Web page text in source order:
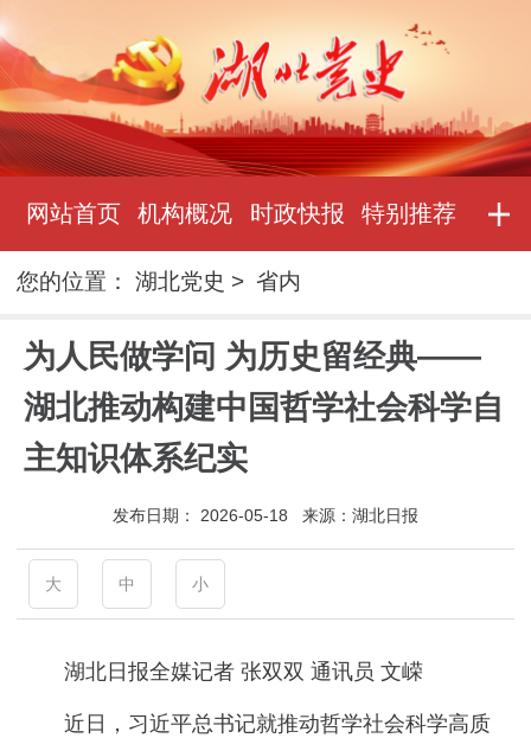
网站首页 机构概况 时政快报 特别推荐
您的位置：湖北党史 >省内
为人民做学问 为历史留经典——
湖北推动构建中国哲学社会科学自
主知识体系纪实
发布日期： 2026-05-18 来源：湖北日报
大 中 小
湖北日报全媒记者 张双双 通讯员 文嵘
近日，习近平总书记就推动哲学社会科学高质